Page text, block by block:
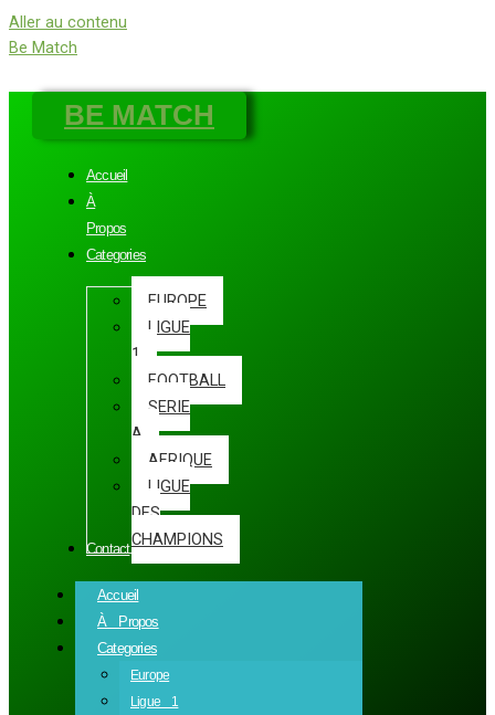
Aller au contenu
Be Match
BE MATCH
Accueil
À
Propos
Categories
EUROPE
LIGUE
1
FOOTBALL
SERIE
A
AFRIQUE
LIGUE
DES
CHAMPIONS
Contact
Accueil
À Propos
Categories
Europe
Ligue 1